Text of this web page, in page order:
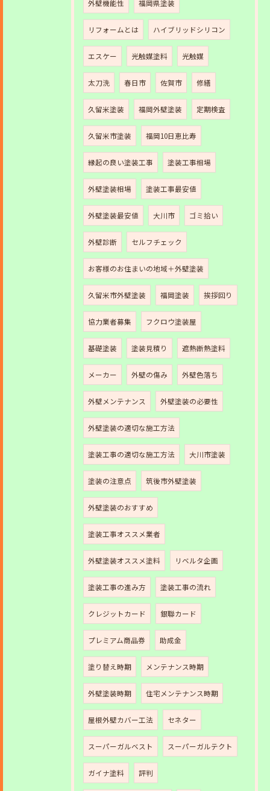
外壁機能性 福岡県塗装
リフォームとは ハイブリッドシリコン
エスケー 光触媒塗料 光触媒
太刀洗 春日市 佐賀市 修繕
久留米塗装 福岡外壁塗装 定期検査
久留米市塗装 福岡10日恵比寿
縁起の良い塗装工事 塗装工事相場
外壁塗装相場 塗装工事最安値
外壁塗装最安値 大川市 ゴミ拾い
外壁診断 セルフチェック
お客様のお住まいの地域＋外壁塗装
久留米市外壁塗装 福岡塗装 挨拶回り
協力業者募集 フクロウ塗装屋
基礎塗装 塗装見積り 遮熱断熱塗料
メーカー 外壁の傷み 外壁色落ち
外壁メンテナンス 外壁塗装の必要性
外壁塗装の適切な施工方法
塗装工事の適切な施工方法 大川市塗装
塗装の注意点 筑後市外壁塗装
外壁塗装のおすすめ
塗装工事オススメ業者
外壁塗装オススメ塗料 リベルタ企画
塗装工事の進み方 塗装工事の流れ
クレジットカード 銀聯カード
プレミアム商品券 助成金
塗り替え時期 メンテナンス時期
外壁塗装時期 住宅メンテナンス時期
屋根外壁カバー工法 セネター
スーパーガルベスト スーパーガルテクト
ガイナ塗料 評判